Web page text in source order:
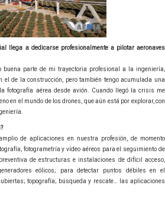
llega a dedicarse profesionalmente a pilotar aeronaves
buena parte de mi trayectoria profesional a la ingeniería,
el de la construcción, pero también tengo acumulada una
fotografía aérea desde avión. Cuando llegó la crisis me
en el mundo de los drones, que aún está por explorar, con
de aplicaciones en nuestra profesión, de momento
fotogrametría y vídeo aéreos para el seguimiento de
de estructuras e instalaciones de difícil acceso,
eólicos; para detectar puntos débiles en el
topografía; búsqueda y rescate… las aplicaciones